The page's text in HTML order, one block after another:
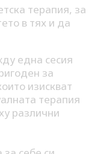
терапия, за
в тях и да
една сесия
за
изискват
терапия
различни